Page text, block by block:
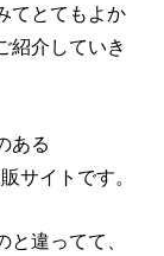
てとてもよか
紹介していき
ある
サイトです。
違ってて、